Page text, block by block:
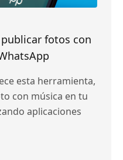
fotos con
esta herramienta,
con música en tu
aplicaciones